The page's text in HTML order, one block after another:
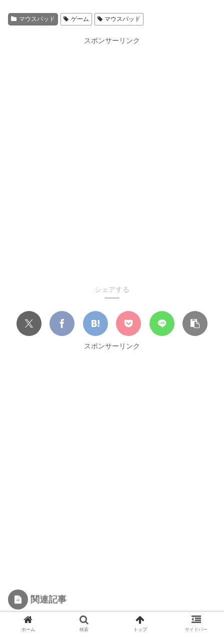
マウスパッド ゲーム マウスパッド
スポンサーリンク
シェアする
スポンサーリンク
関連記事
【プロも使う】ゲーミングマウスパッド
のおすすめ7選！
ホーム 検索 トップ サイドバー